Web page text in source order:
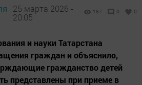
25 марта 2026 -
20:05
187 0 0
и науки Татарстана
граждан и объяснило,
гражданство детей
представлены при приеме в